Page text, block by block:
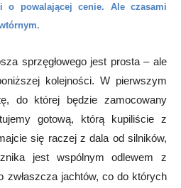
o powalającej cenie. Ale czasami
sprzęgłowego jest prosta – ale
kolejności. W pierwszym
do której będzie zamocowany
gotową, którą kupiliście z
się raczej z dala od silników,
jest wspólnym odlewem z
zwłaszcza jachtów, co do których